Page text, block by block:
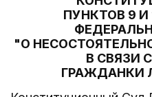
ПУНКТОВ 9 И
"О
В СВЯЗИ
ГРАЖДАНКИ